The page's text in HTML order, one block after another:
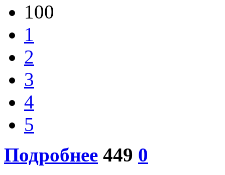
100
1
2
3
4
5
Подробнее 449 0